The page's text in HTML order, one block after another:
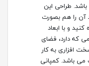
طراحی این
آن را هم بصورت
و با ابعاد
* ۲۸ میلیمتر و وزن ۹۰۰ گرمی که دارد، فضای
افزاری به کار
می باشد. کمپانی